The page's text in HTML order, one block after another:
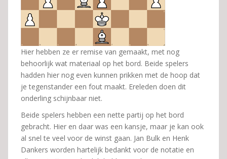
Hier hebben ze er remise van gemaakt, met nog
behoorlijk wat materiaal op het bord. Beide spelers
hadden hier nog even kunnen prikken met de hoop dat
je tegenstander een fout maakt. Ereleden doen dit
onderling schijnbaar niet.
Beide spelers hebben een nette partij op het bord
gebracht. Hier en daar was een kansje, maar je kan ook
al snel te veel voor de winst gaan. Jan Bulk en Henk
Dankers worden hartelijk bedankt voor de notatie en